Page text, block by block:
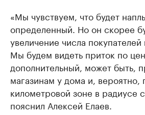
«Мы чувствуем, что будет
определенный. Но он скорее
увеличение числа покупателей
Мы будем видеть приток по
дополнительный, может быть,
магазинам у дома и, вероятно,
километровой зоне в радиусе
пояснил Алексей Елаев.